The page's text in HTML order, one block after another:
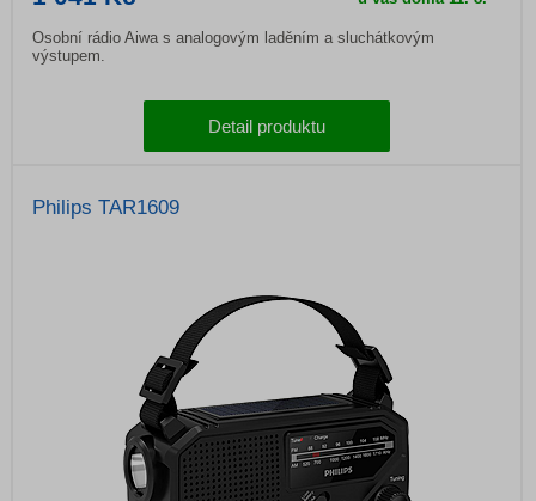
Osobní rádio Aiwa s analogovým laděním a sluchátkovým
výstupem.
Detail produktu
Philips TAR1609